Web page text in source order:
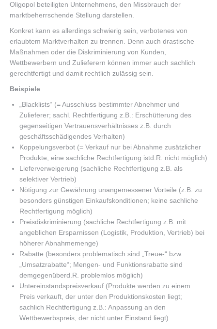
Oligopol beteiligten Unternehmens, den Missbrauch der
marktbeherrschende Stellung darstellen.
Konkret kann es allerdings schwierig sein, verbotenes von
erlaubtem Marktverhalten zu trennen. Denn auch drastische
Maßnahmen oder die Diskriminierung von Kunden,
Wettbewerbern und Zulieferern können immer auch sachlich
gerechtfertigt und damit rechtlich zulässig sein.
Beispiele
„Blacklists“ (= Ausschluss bestimmter Abnehmer und
Zulieferer; sachl. Rechtfertigung z.B.: Erschütterung des
gegenseitigen Vertrauensverhältnisses z.B. durch
geschäftsschädigendes Verhalten)
Koppelungsverbot (= Verkauf nur bei Abnahme zusätzlicher
Produkte; eine sachliche Rechtfertigung istd.R. nicht möglich)
Lieferverweigerung (sachliche Rechtfertigung z.B. als
selektiver Vertrieb)
Nötigung zur Gewährung unangemessener Vorteile (z.B. zu
besonders günstigen Einkaufskonditionen; keine sachliche
Rechtfertigung möglich)
Preisdiskriminierung (sachliche Rechtfertigung z.B. mit
angeblichen Ersparnissen (Logistik, Produktion, Vertrieb) bei
höherer Abnahmemenge)
Rabatte (besonders problematisch sind „Treue-“ bzw.
„Umsatzrabatte“; Mengen- und Funktionsrabatte sind
demgegenüberd.R. problemlos möglich)
Untereinstandspreisverkauf (Produkte werden zu einem
Preis verkauft, der unter den Produktionskosten liegt;
sachlich Rechtfertigung z.B.: Anpassung an den
Wettbewerbspreis, der nicht unter Einstand liegt)